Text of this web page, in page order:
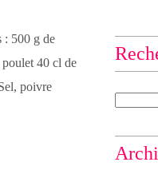
: 500 g de
poulet 40 cl de
poivre